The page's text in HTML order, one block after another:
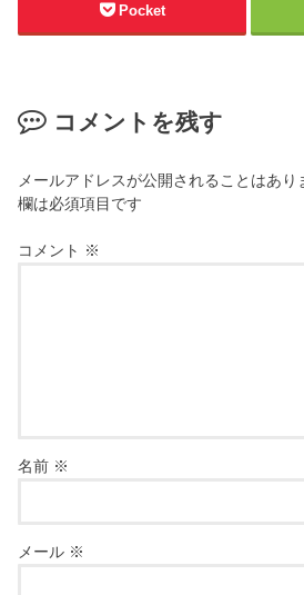
Pocket
コメントを残す
メールアドレスが公開されることはあり
欄は必須項目です
コメント ※
名前 ※
メール ※